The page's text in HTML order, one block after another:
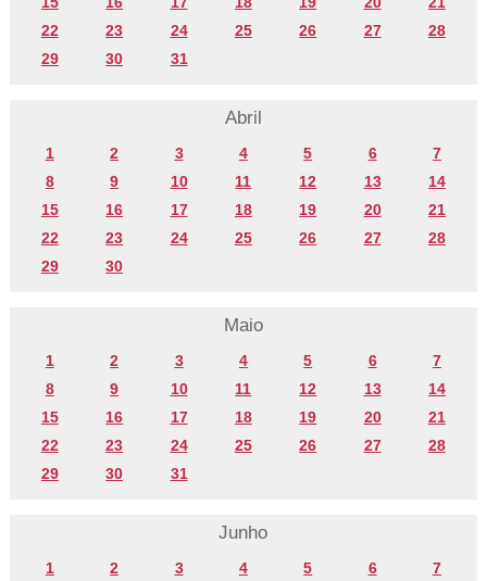
22
23 24 25 26 27
28
29
30 31
Abril
1 2 3 4 5 6
7
8
9 10 11 12 13
14
15
16 17 18 19 20
21
22
23 24 25 26 27
28
29
30
Maio
1 2 3 4 5 6
7
8
9 10 11 12 13
14
15
16 17 18 19 20
21
22
23 24 25 26 27
28
29
30 31
Junho
1 2 3 4 5 6
7